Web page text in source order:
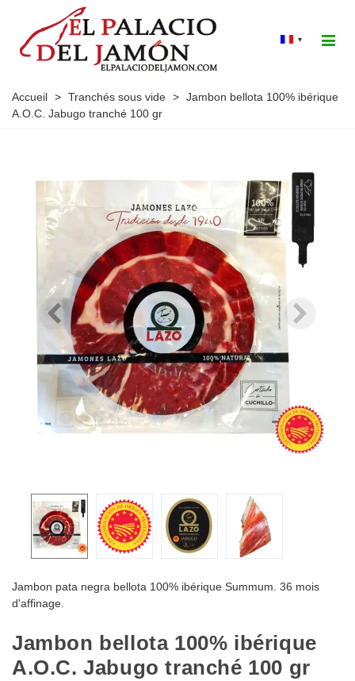
▾
Accueil > Tranchés sous vide > Jambon bellota 100% ibérique
A.O.C. Jabugo tranché 100 gr
Jambon pata negra bellota 100% ibérique Summum. 36 mois
d'affinage.
Jambon bellota 100% ibérique
A.O.C. Jabugo tranché 100 gr